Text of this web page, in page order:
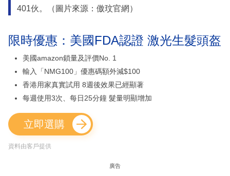
401伙。（圖片來源：傲玟官網）
限時優惠：美國FDA認證 激光生髮頭盔
美國amazon鎖量及評價No. 1
輸入「NMG100」優惠碼額外減$100
香港用家真實試用 8週後效果已經顯著
每週使用3次、每日25分鐘 髮量明顯增加
立即選購
資料由客戶提供
廣告